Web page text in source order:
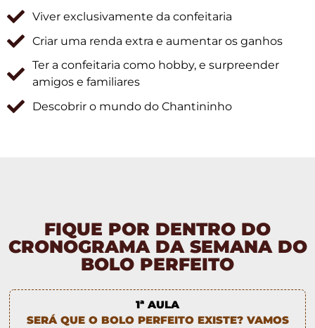
Viver exclusivamente da confeitaria
Criar uma renda extra e aumentar os ganhos
Ter a confeitaria como hobby, e surpreender
amigos e familiares
Descobrir o mundo do Chantininho
FIQUE POR DENTRO DO
CRONOGRAMA DA SEMANA DO
BOLO PERFEITO
1ª AULA
SERÁ QUE O BOLO PERFEITO EXISTE? VAMOS